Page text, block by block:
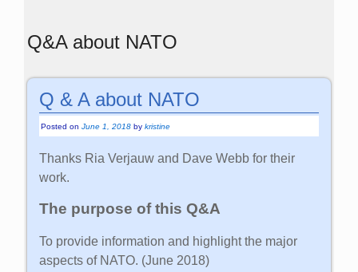
Q&A about NATO
Q & A about NATO
Posted onJune 1, 2018 bykristine
Thanks Ria Verjauw and Dave Webb for their
work.
The purpose of this Q&A
To provide information and highlight the major
aspects of NATO. (June 2018)